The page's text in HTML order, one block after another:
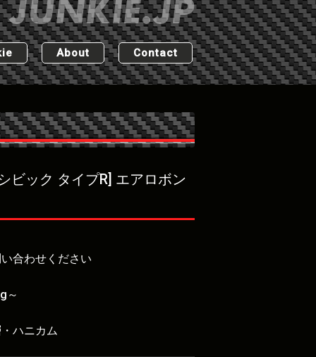
About Contact
ビック タイプR] エアロボン
合わせください
～
ハニカム